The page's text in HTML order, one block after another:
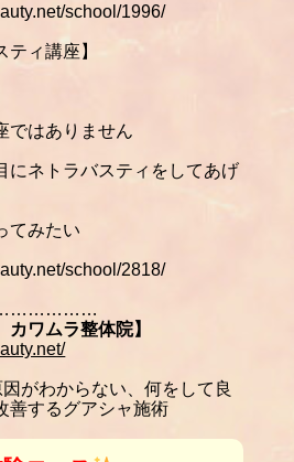
school/1996/
ティ講座】
ではありません
にネトラバスティをしてあげ
てみたい
school/2818/
ワムラ整体院】
がわからない、何をして良
善するグアシャ施術